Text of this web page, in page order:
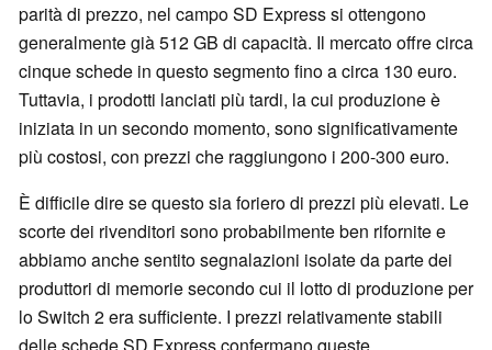
parità di prezzo, nel campo SD Express si ottengono
generalmente già 512 GB di capacità. Il mercato offre circa
cinque schede in questo segmento fino a circa 130 euro.
Tuttavia, i prodotti lanciati più tardi, la cui produzione è
iniziata in un secondo momento, sono significativamente
più costosi, con prezzi che raggiungono i 200-300 euro.
È difficile dire se questo sia foriero di prezzi più elevati. Le
scorte dei rivenditori sono probabilmente ben rifornite e
abbiamo anche sentito segnalazioni isolate da parte dei
produttori di memorie secondo cui il lotto di produzione per
lo Switch 2 era sufficiente. I prezzi relativamente stabili